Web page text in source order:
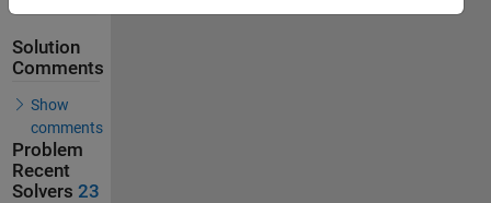
Solution
Comments
Show
comments
Problem
Recent
Solvers 23